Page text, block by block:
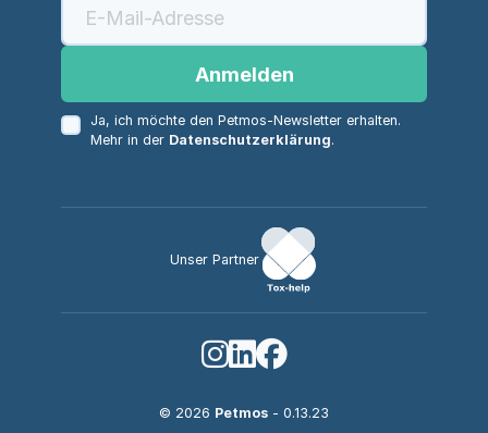
Anmelden
Ja, ich möchte den Petmos-Newsletter erhalten.
Mehr in der Datenschutzerklärung.
Unser Partner
© 2026 Petmos - 0.13.23